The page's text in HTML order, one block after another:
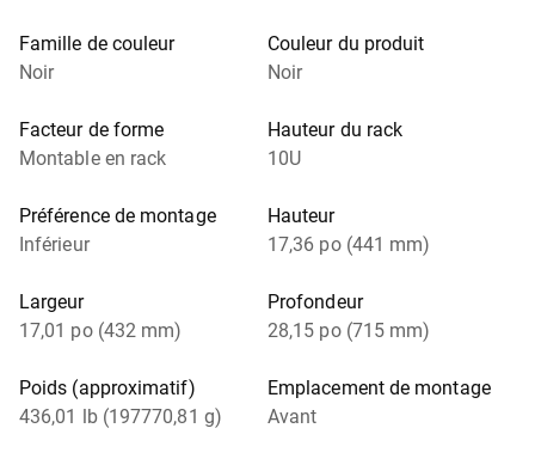
Famille de couleur
Noir
Couleur du produit
Noir
Facteur de forme
Montable en rack
Hauteur du rack
10U
Préférence de montage
Inférieur
Hauteur
17,36 po (441 mm)
Largeur
17,01 po (432 mm)
Profondeur
28,15 po (715 mm)
Poids (approximatif)
436,01 lb (197770,81 g)
Emplacement de montage
Avant